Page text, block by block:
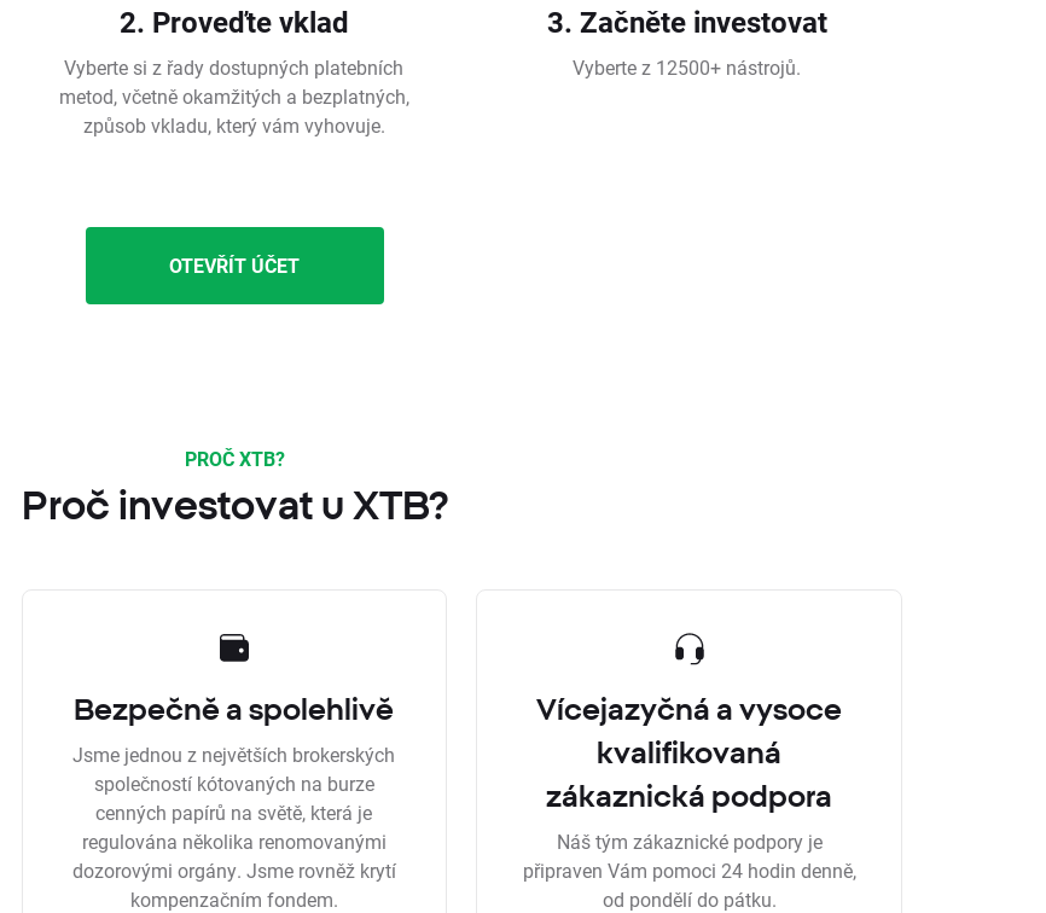
2. Proveďte vklad
Vyberte si z řady dostupných platebních
metod, včetně okamžitých a bezplatných,
způsob vkladu, který vám vyhovuje.
3. Začněte investovat
Vyberte z 12500+ nástrojů.
OTEVŘÍT ÚČET
PROČ XTB?
Proč investovat u XTB?
Bezpečně a spolehlivě
Jsme jednou z největších brokerských
společností kótovaných na burze
cenných papírů na světě, která je
regulována několika renomovanými
dozorovými orgány. Jsme rovněž krytí
kompenzačním fondem.
Vícejazyčná a vysoce
kvalifikovaná
zákaznická podpora
Náš tým zákaznické podpory je
připraven Vám pomoci 24 hodin denně,
od pondělí do pátku.